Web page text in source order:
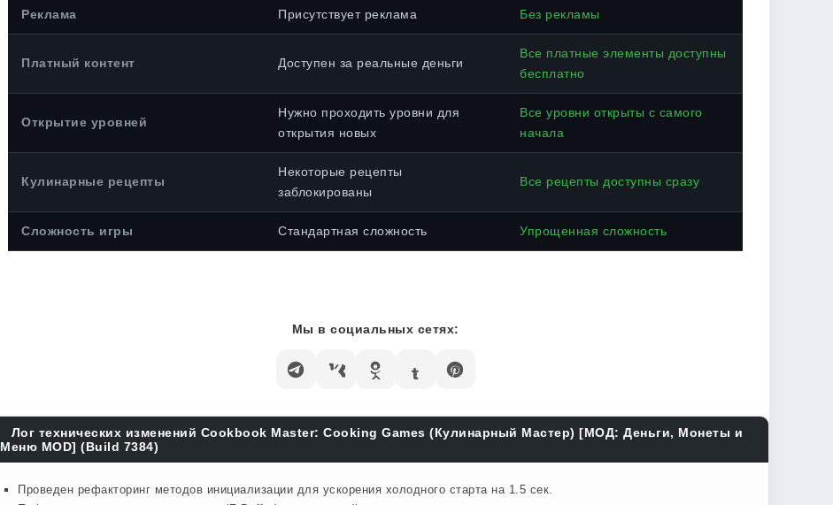
Реклама Присутствует реклама Без рекламы
Платный контент Доступен за реальные деньги
Все платные элементы доступны
бесплатно
Открытие уровней
Нужно проходить уровни для
открытия новых
Все уровни открыты с самого
начала
Кулинарные рецепты
Некоторые рецепты
заблокированы
Все рецепты доступны сразу
Сложность игры Стандартная сложность Упрощенная сложность
Мы в социальных сетях:
Лог технических изменений Cookbook Master: Cooking Games (Кулинарный Мастер) [МОД: Деньги, Монеты и
Меню MOD] (Build 7384)
Проведен рефакторинг методов инициализации для ускорения холодного старта на 1.5 сек.